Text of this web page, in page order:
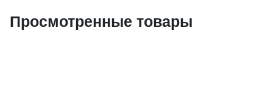
Просмотренные товары